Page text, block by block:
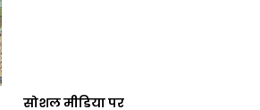
सोशल मीडिया पर